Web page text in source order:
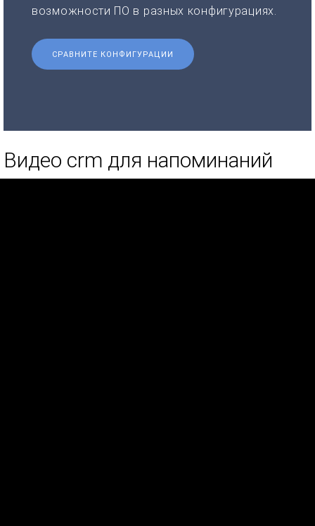
возможности ПО в разных конфигурациях.
СРАВНИТЕ КОНФИГУРАЦИИ
Видео crm для напоминаний